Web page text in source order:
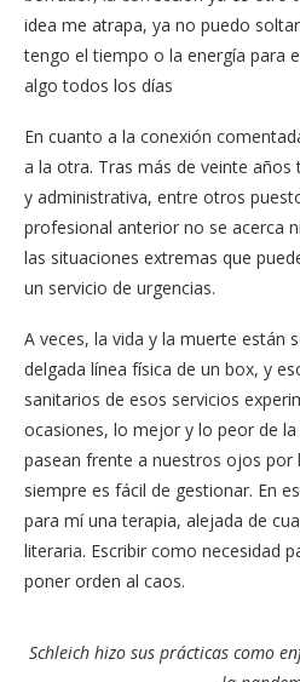
idea me atrapa, ya no puedo
tengo el tiempo o la energía para
algo todos los días
En cuanto a la conexión
a la otra. Tras más de veinte
y administrativa, entre otros
profesional anterior no se acerca
las situaciones extremas que
un servicio de urgencias.
A veces, la vida y la muerte están
delgada línea física de un box, y
sanitarios de esos servicios
ocasiones, lo mejor y lo peor de
pasean frente a nuestros ojos por
siempre es fácil de gestionar. En
para mí una terapia, alejada de
literaria. Escribir como necesidad
poner orden al caos.
Schleich hizo sus prácticas como